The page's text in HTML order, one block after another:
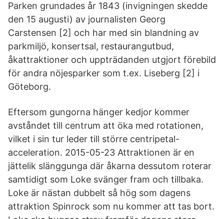
Parken grundades år 1843 (invigningen skedde
den 15 augusti) av journalisten Georg
Carstensen [2] och har med sin blandning av
parkmiljö, konsertsal, restaurangutbud,
åkattraktioner och uppträdanden utgjort förebild
för andra nöjesparker som t.ex. Liseberg [2] i
Göteborg.
Eftersom gungorna hänger kedjor kommer
avståndet till centrum att öka med rotationen,
vilket i sin tur leder till större centripetal-
acceleration. 2015-05-23 Attraktionen är en
jättelik slänggunga där åkarna dessutom roterar
samtidigt som Loke svänger fram och tillbaka.
Loke är nästan dubbelt så hög som dagens
attraktion Spinrock som nu kommer att tas bort.